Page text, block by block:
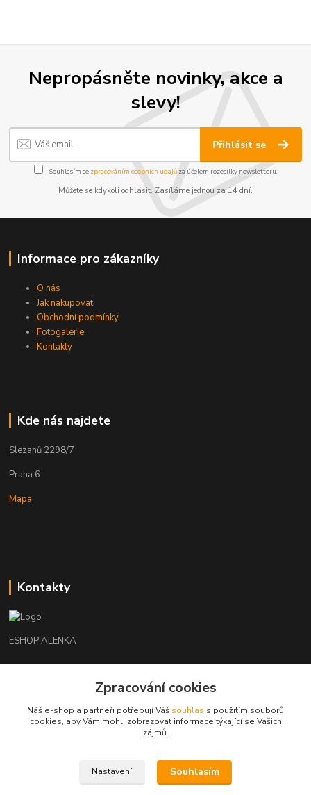
Nepropásněte novinky, akce a
slevy!
Přihlásit se
Souhlasím se zpracováním osobních údajůza účelem rozesílky newsletteru.
Můžete se kdykoli odhlásit. Zasíláme jednou za 14 dní.
Informace pro zákazníky
O nás
Jak nakupovat
Obchodní podmínky
Fotogalerie
Kontakty
Kde nás najdete
Slezanů 2298/7
Praha 6
Mapa
Kontakty
ESHOP ALENKA
+420602541312
orechovka@inmes.cz
Zpracování cookies
Náš e-shop a partneři potřebují Váš souhlas s použitím souborů
cookies, aby Vám mohli zobrazovat informace týkající se Vašich
zájmů.
Nastavení Souhlasím